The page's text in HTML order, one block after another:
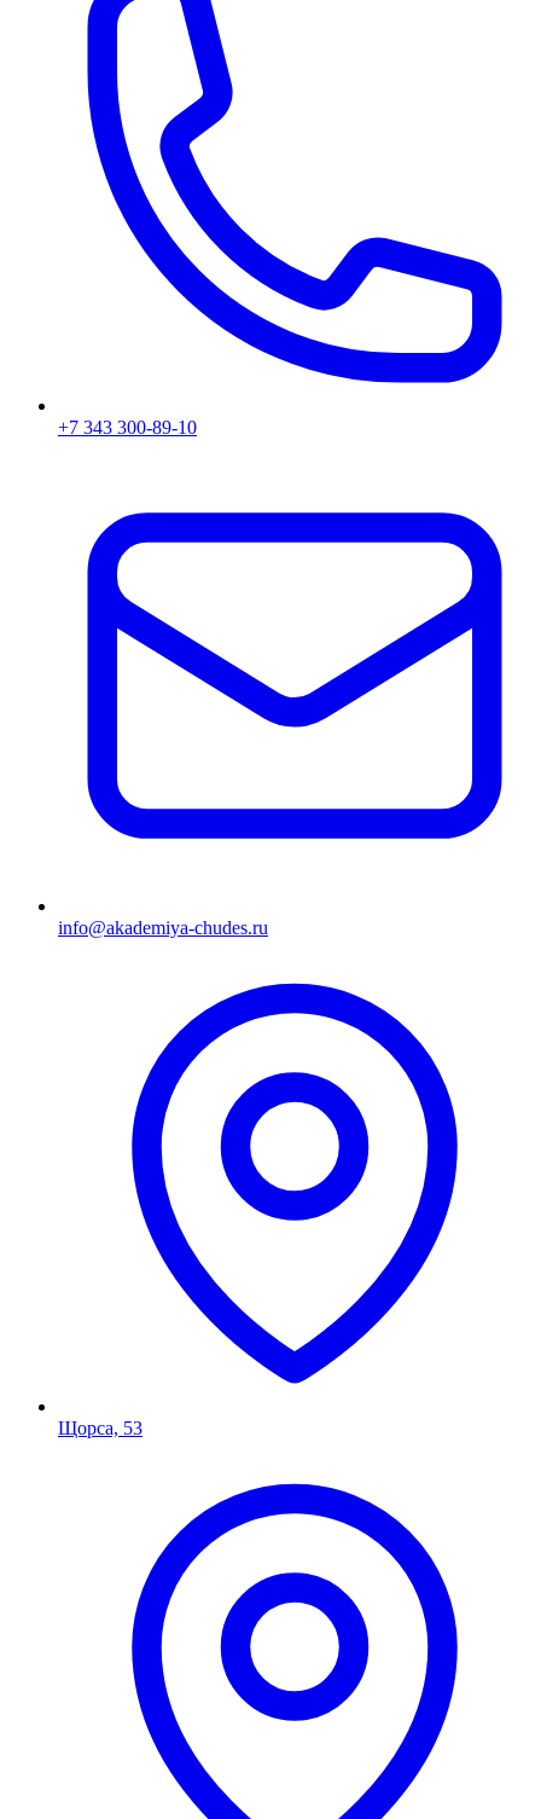
+7 343 300-89-10
info@akademiya-chudes.ru
Щорса, 53